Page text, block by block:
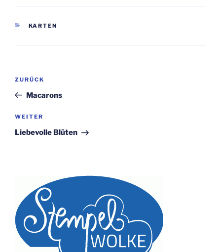
KATEGORIEN
KARTEN
Beitragsnavigation
Vorheriger
Beitrag
ZURÜCK
Macarons
Nächster
Beitrag
WEITER
Liebevolle Blüten